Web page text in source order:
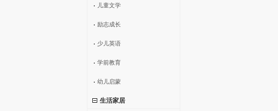
儿童文学
励志成长
少儿英语
学前教育
幼儿启蒙
生活家居